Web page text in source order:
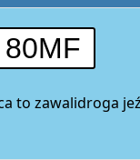
to zawalidroga